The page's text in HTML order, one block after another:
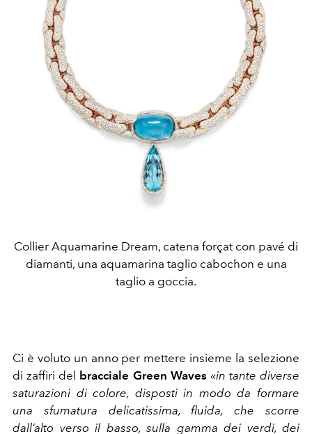
Collier Aquamarine Dream, catena forçat con pavé di
diamanti, una aquamarina taglio cabochon e una
taglio a goccia.
Ci è voluto un anno per mettere insieme la selezione
di zaffiri del bracciale Green Waves «in tante diverse
saturazioni di colore, disposti in modo da formare
una sfumatura delicatissima, fluida, che scorre
dall’alto verso il basso, sulla gamma dei verdi, dei